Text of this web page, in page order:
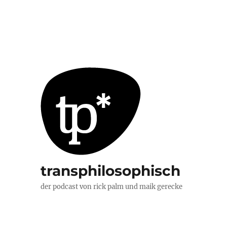
transphilosophisch
der podcast von rick palm und maik gerecke